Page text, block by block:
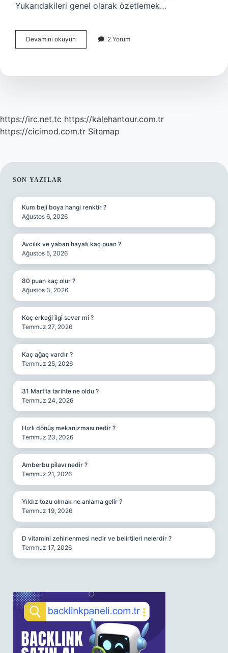
Yukarıdakileri genel olarak özetlemek…
Devamını okuyun
Olta
2 Yorum
https://irc.net.tc https://kalehantour.com.tr
https://cicimod.com.tr Sitemap
SIDEBAR
SON YAZILAR
Kum beji boya hangi renktir ?
Ağustos 6, 2026
Avcılık ve yaban hayatı kaç puan ?
Ağustos 5, 2026
80 puan kaç olur ?
Ağustos 3, 2026
Koç erkeği ilgi sever mi ?
Temmuz 27, 2026
Kaç ağaç vardır ?
Temmuz 25, 2026
31 Mart’ta tarihte ne oldu ?
Temmuz 24, 2026
Hızlı dönüş mekanizması nedir ?
Temmuz 23, 2026
Amberbu pilavı nedir ?
Temmuz 21, 2026
Yıldız tozu olmak ne anlama gelir ?
Temmuz 19, 2026
D vitamini zehirlenmesi nedir ve belirtileri nelerdir ?
Temmuz 17, 2026